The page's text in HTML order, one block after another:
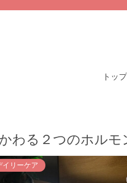
トップ
わる２つのホルモ
イリーケア